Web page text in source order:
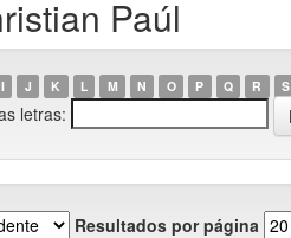
Paúl
I J K L M N O P Q R S
letras:
Resultados por página